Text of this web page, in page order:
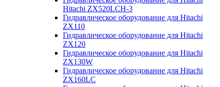
Hitachi ZX520LCH-3
Гидравлическое оборудование для Hitachi
ZX110
Гидравлическое оборудование для Hitachi
ZX120
Гидравлическое оборудование для Hitachi
ZX130W
Гидравлическое оборудование для Hitachi
ZX160LC